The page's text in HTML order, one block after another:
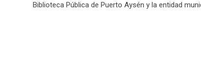
Biblioteca Pública de Puerto Aysén y la entidad